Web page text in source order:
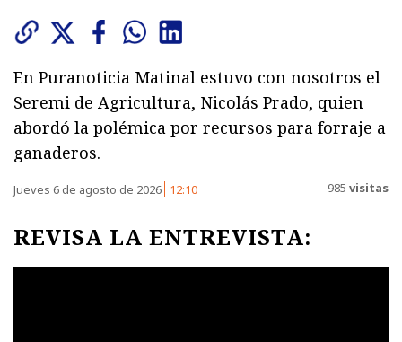
En Puranoticia Matinal estuvo con nosotros el
Seremi de Agricultura, Nicolás Prado, quien
abordó la polémica por recursos para forraje a
ganaderos.
Jueves 6 de agosto de 2026 12:10 985 visitas
REVISA LA ENTREVISTA: